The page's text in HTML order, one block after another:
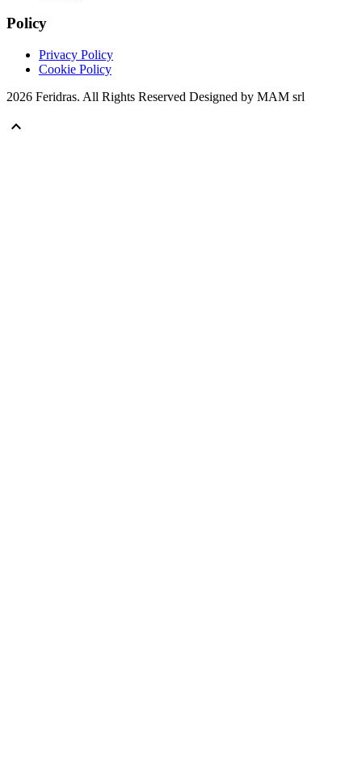
Policy
Privacy Policy
Cookie Policy
2026 Feridras. All Rights Reserved Designed by MAM srl
keyboard_arrow_up